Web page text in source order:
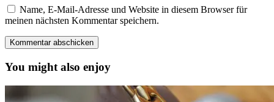
Name, E-Mail-Adresse und Website in diesem Browser für
meinen nächsten Kommentar speichern.
You might also enjoy